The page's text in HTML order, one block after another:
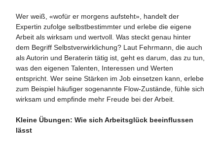
Wer weiß, «wofür er morgens aufsteht», handelt der
Expertin zufolge selbstbestimmter und erlebe die eigene
Arbeit als wirksam und wertvoll. Was steckt genau hinter
dem Begriff Selbstverwirklichung? Laut Fehrmann, die auch
als Autorin und Beraterin tätig ist, geht es darum, das zu tun,
was den eigenen Talenten, Interessen und Werten
entspricht. Wer seine Stärken im Job einsetzen kann, erlebe
zum Beispiel häufiger sogenannte Flow-Zustände, fühle sich
wirksam und empfinde mehr Freude bei der Arbeit.
Kleine Übungen: Wie sich Arbeitsglück beeinflussen
lässt